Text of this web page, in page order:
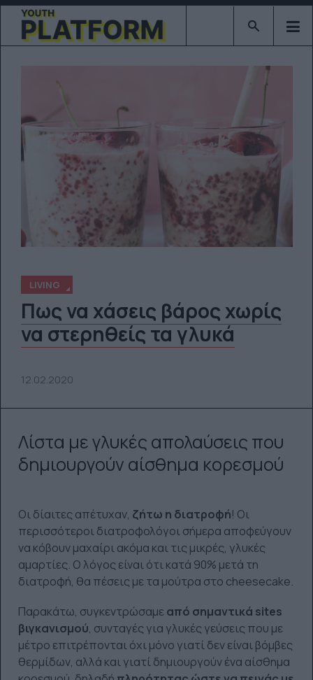
Type 2 or
LIVING
Πως να χάσεις βάρος χωρίς
να στερηθείς τα γλυκά
12.02.2020
Λίστα με γλυκές απολαύσεις που
δημιουργούν αίσθημα κορεσμού
Οι δίαιτες απέτυχαν, ζήτω η διατροφή! Οι
περισσότεροι διατροφολόγοι σήμερα αποφεύγουν
να κόβουν μαχαίρι ακόμα και τις μικρές, γλυκές
αμαρτίες. Ο λόγος είναι ότι κατά 90% μετά τη
διατροφή, θα πέσεις με τα μούτρα στο cheesecake.
Παρακάτω, συγκεντρώσαμεαπό σημαντικά sites
βιγκανισμού, συνταγές για γλυκές γεύσεις που με
μέτρο επιτρέπονται όχι μόνο γιατί δεν είναι βόμβες
θερμίδων, αλλά και γιατί δημιουργούν ένα αίσθημα